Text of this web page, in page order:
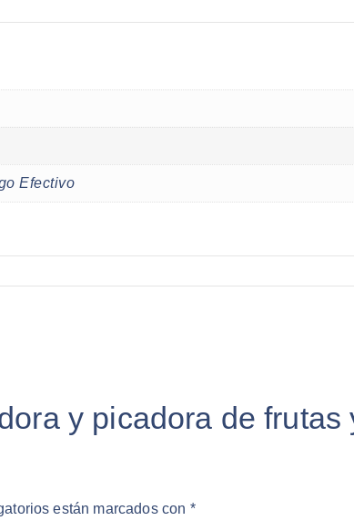
Efectivo
y picadora de frutas
están marcados con *